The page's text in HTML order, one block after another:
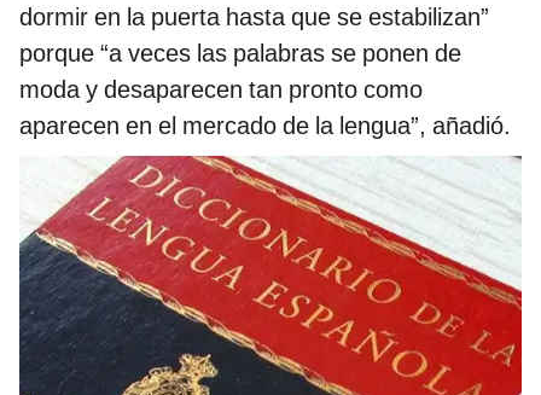
dormir en la puerta hasta que se estabilizan”
porque “a veces las palabras se ponen de
moda y desaparecen tan pronto como
aparecen en el mercado de la lengua”, añadió.